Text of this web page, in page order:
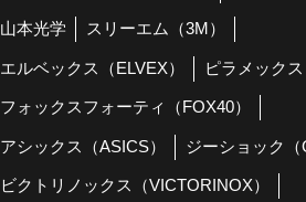
山本光学 スリーエム（3M）
エルベックス（ELVEX） ピラメックス
フォックスフォーティ（FOX40）
アシックス（ASICS） ジーショック（
ビクトリノックス（VICTORINOX）